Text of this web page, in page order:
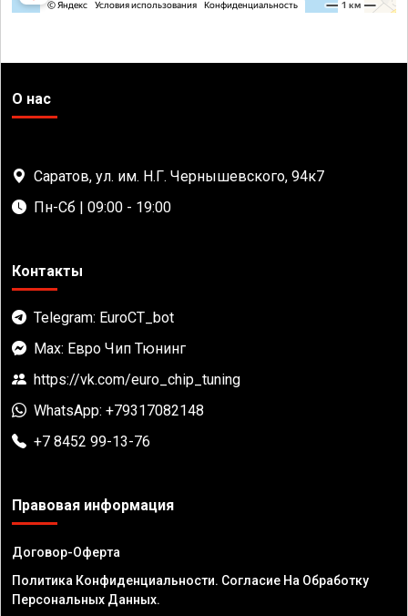
О нас
Саратов, ул. им. Н.Г. Чернышевского, 94к7
Пн-Сб | 09:00 - 19:00
Контакты
Telegram: EuroCT_bot
Max: Евро Чип Тюнинг
https://vk.com/euro_chip_tuning
WhatsApp: +79317082148
+7 8452 99-13-76
Правовая информация
Договор-Оферта
Политика Конфиденциальности. Согласие На Обработку
Персональных Данных.